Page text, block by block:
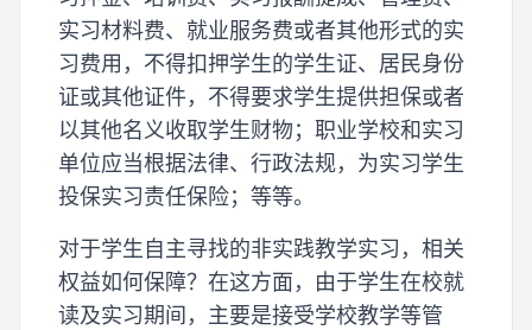
实习材料费、就业服务费或者其他形式的实
习费用，不得扣押学生的学生证、居民身份
证或其他证件，不得要求学生提供担保或者
以其他名义收取学生财物；职业学校和实习
单位应当根据法律、行政法规，为实习学生
投保实习责任保险；等等。
对于学生自主寻找的非实践教学实习，相关
权益如何保障？在这方面，由于学生在校就
读及实习期间，主要是接受学校教学等管